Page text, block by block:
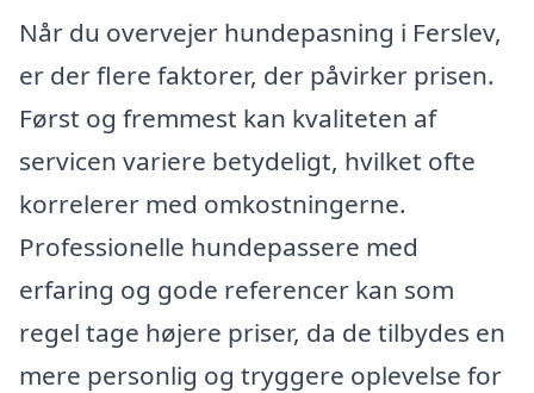
Når du overvejer hundepasning i Ferslev,
er der flere faktorer, der påvirker prisen.
Først og fremmest kan kvaliteten af
servicen variere betydeligt, hvilket ofte
korrelerer med omkostningerne.
Professionelle hundepassere med
erfaring og gode referencer kan som
regel tage højere priser, da de tilbydes en
mere personlig og tryggere oplevelse for